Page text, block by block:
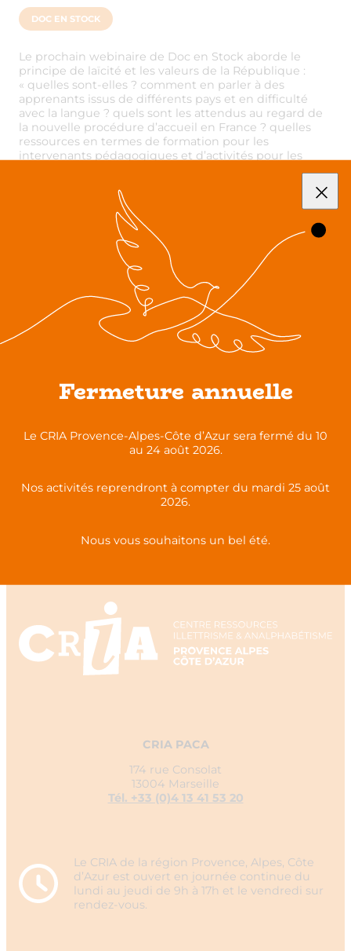
DOC EN STOCK
Le prochain webinaire de Doc en Stock aborde le
principe de laïcité et les valeurs de la République :
« quelles sont-elles ? comment en parler à des
apprenants issus de différents pays et en difficulté
avec la langue ? quels sont les attendus au regard de
la nouvelle procédure d’accueil en France ? quelles
ressources en termes de formation pour les
intervenants pédagogiques et d’activités pour les
Le vendredi 12 décembre de 10h à 11h
Intervenants : Dominique GENTY (AFI ECRIT
69) et Nathalie BERTRAND (AFI ECRIT 01)
Partagez cette publication sur :
migratoire
l’injuste et construire des intelligences citoyennes
Toutes nos actualités
CRIA PACA
174 rue Consolat
13004 Marseille
Tél. +33 (0)4 13 41 53 20
Le CRIA de la région Provence, Alpes, Côte
d’Azur est ouvert en journée continue du
lundi au jeudi de 9h à 17h et le vendredi sur
rendez-vous.
Fermeture annuelle
Le CRIA Provence-Alpes-Côte d’Azur sera fermé du 10
au 24 août 2026.
Nos activités reprendront à compter du mardi 25 août
2026.
Nous vous souhaitons un bel été.